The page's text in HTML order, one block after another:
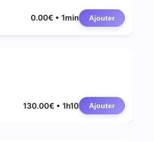
0.00€ • 1min Ajouter
130.00€ • 1h10 Ajouter